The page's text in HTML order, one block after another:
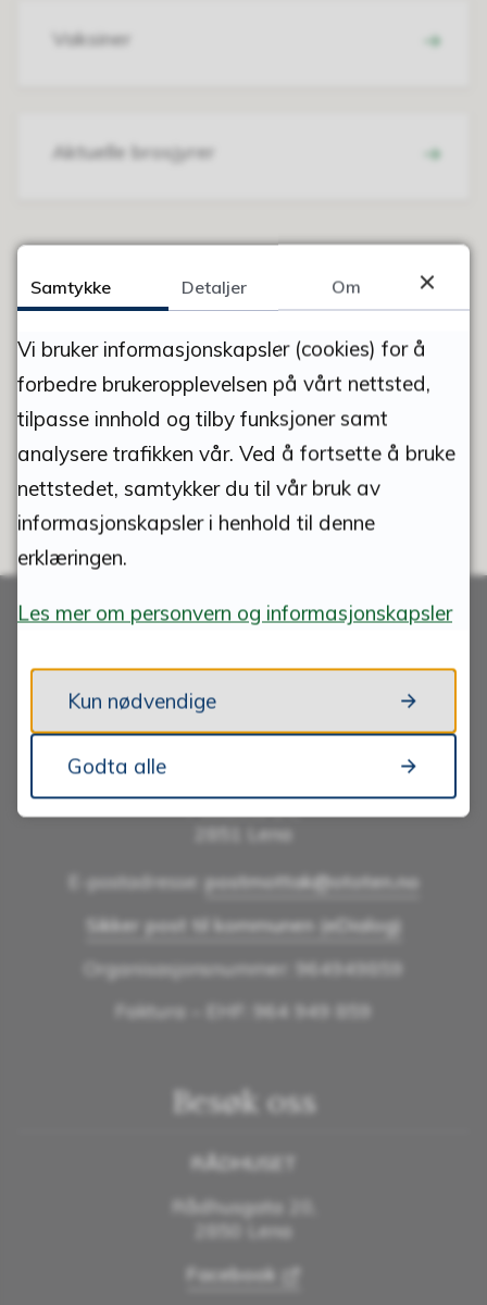
Vaksiner
Aktuelle brosjyrer
FANT DU DET DU LETTE ETTER?
JA NEI
Skriv til oss
ØSTRE TOTEN KOMMUNE
2851 Lena
E-postadresse: postmottak@ototen.no
Sikker post til kommunen (eDialog)
Organisasjonsnummer: 964949859
Faktura – EHF: 964 949 859
Besøk oss
RÅDHUSET
Rådhusgata 20,
2850 Lena
Facebook
Samtykke Detaljer Om
Vi bruker informasjonskapsler (cookies) for å
forbedre brukeropplevelsen på vårt nettsted,
tilpasse innhold og tilby funksjoner samt
analysere trafikken vår. Ved å fortsette å bruke
nettstedet, samtykker du til vår bruk av
informasjonskapsler i henhold til denne
erklæringen.
Les mer om personvern og informasjonskapsler
Kun nødvendige
Godta alle